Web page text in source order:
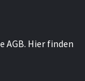
AGB. Hier finden